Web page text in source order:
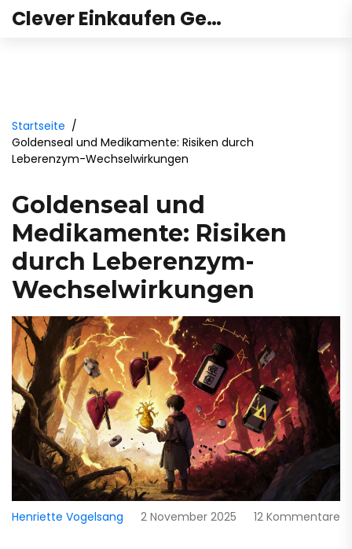
Clever Einkaufen Gesundheit
Startseite
Goldenseal und Medikamente: Risiken durch
Leberenzym-Wechselwirkungen
Goldenseal und
Medikamente: Risiken
durch Leberenzym-
Wechselwirkungen
Henriette Vogelsang 2 November 2025 12 Kommentare